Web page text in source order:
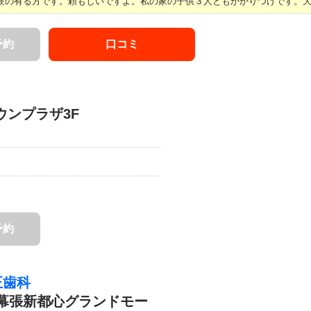
約 口コミ
ンプラザ3F
約
科
張新都心グランドモー